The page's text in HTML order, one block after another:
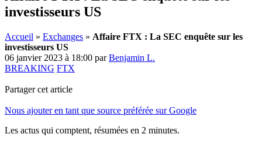
investisseurs US
Accueil » Exchanges » Affaire FTX : La SEC enquête sur les
investisseurs US
06 janvier 2023 à 18:00 parBenjamin L.
BREAKING FTX
Partager cet article
Nous ajouter en tant que source préférée sur Google
Les actus qui comptent, résumées en 2 minutes.